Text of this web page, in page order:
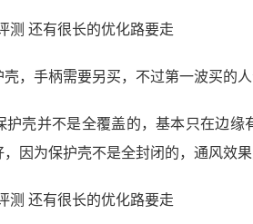
，手柄需要另买，不过第一波买的人
护壳并不是全覆盖的，基本只在边缘
因为保护壳不是全封闭的，通风效果